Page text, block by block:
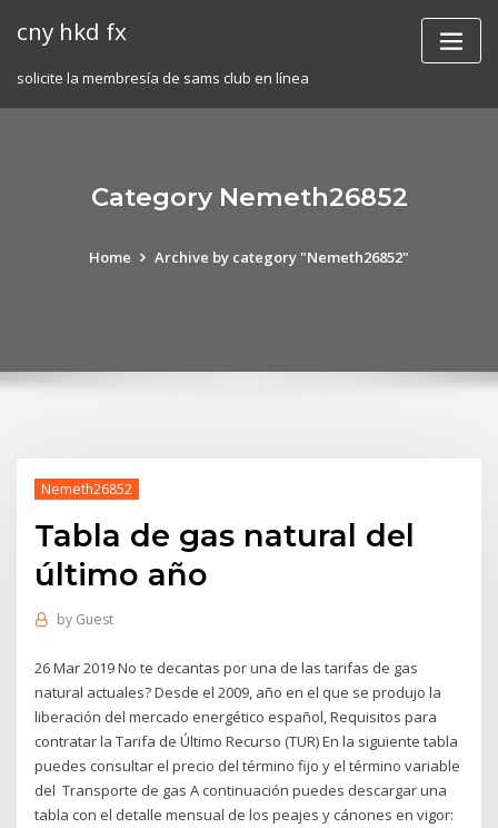
cny hkd fx
solicite la membresía de sams club en línea
Category Nemeth26852
Home Archive by category "Nemeth26852"
Nemeth26852
Tabla de gas natural del
último año
by Guest
26 Mar 2019 No te decantas por una de las tarifas de gas
natural actuales? Desde el 2009, año en el que se produjo la
liberación del mercado energético español, Requisitos para
contratar la Tarifa de Último Recurso (TUR) En la siguiente tabla
puedes consultar el precio del término fijo y el término variable
del Transporte de gas A continuación puedes descargar una
tabla con el detalle mensual de los peajes y cánones en vigor: